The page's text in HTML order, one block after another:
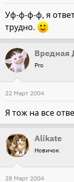
Уф-ф-ф-ф, я
трудно.
Вредная
Pro
22 Март 2004
Я тож на все
Alikate
Новичок
28 Март 2004